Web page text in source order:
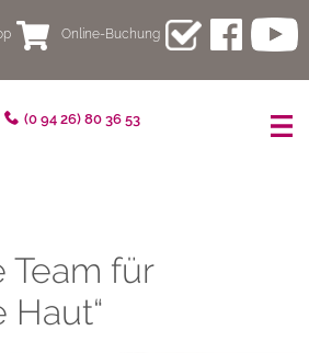
Online-Buchung
(0 94 26) 80 36 53
Team für